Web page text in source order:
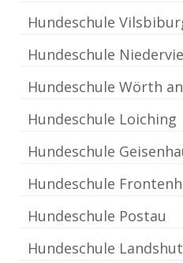
Hundeschule
Hundeschule
Hundeschule Wörth
Hundeschule Loiching
Hundeschule
Hundeschule
Hundeschule Postau
Hundeschule